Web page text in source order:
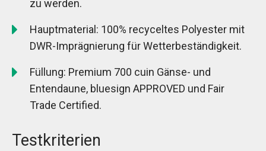
zu werden.
Hauptmaterial: 100% recyceltes Polyester mit
DWR-Imprägnierung für Wetterbeständigkeit.
Füllung: Premium 700 cuin Gänse- und
Entendaune, bluesign APPROVED und Fair
Trade Certified.
Testkriterien